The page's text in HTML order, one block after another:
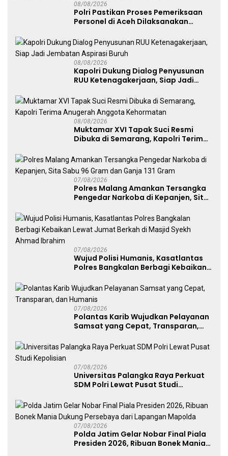
08/08/2026
Polri Pastikan Proses Pemeriksaan
Personel di Aceh Dilaksanakan
08/08/2026
Kapolri Dukung Dialog Penyusunan
RUU Ketenagakerjaan, Siap Jadi
08/08/2026
Muktamar XVI Tapak Suci Resmi
Dibuka di Semarang, Kapolri Terima
07/08/2026
Polres Malang Amankan Tersangka
Pengedar Narkoba di Kepanjen, Sita
07/08/2026
Wujud Polisi Humanis, Kasatlantas
Polres Bangkalan Berbagi Kebaikan
Ahmad Ibrahim
07/08/2026
Polantas Karib Wujudkan Pelayanan
Samsat yang Cepat, Transparan,
07/08/2026
Universitas Palangka Raya Perkuat
SDM Polri Lewat Pusat Studi
07/08/2026
Polda Jatim Gelar Nobar Final Piala
Presiden 2026, Ribuan Bonek Mania